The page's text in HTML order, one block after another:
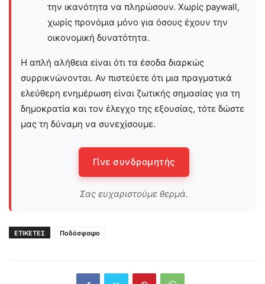
την ικανότητα να πληρώσουν. Χωρίς paywall,
χωρίς προνόμια μόνο για όσους έχουν την
οικονομική δυνατότητα.
Η απλή αλήθεια είναι ότι τα έσοδα διαρκώς
συρρικνώνονται. Αν πιστεύετε ότι μια πραγματικά
ελεύθερη ενημέρωση είναι ζωτικής σημασίας για τη
δημοκρατία και τον έλεγχο της εξουσίας, τότε δώστε
μας τη δύναμη να συνεχίσουμε.
Γίνε συνδρομητής
Σας ευχαριστούμε θερμά.
ΕΤΙΚΕΤΕΣ Ποδόσφαιρο